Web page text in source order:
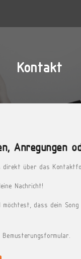
Kontakt
Anregungen
direkt über das
Nachricht!
dass dein Song